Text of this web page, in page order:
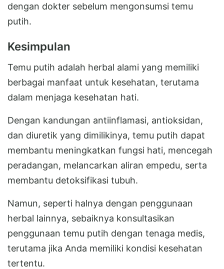
dengan dokter sebelum mengonsumsi temu
putih.
Kesimpulan
Temu putih adalah herbal alami yang memiliki
berbagai manfaat untuk kesehatan, terutama
dalam menjaga kesehatan hati.
Dengan kandungan antiinflamasi, antioksidan,
dan diuretik yang dimilikinya, temu putih dapat
membantu meningkatkan fungsi hati, mencegah
peradangan, melancarkan aliran empedu, serta
membantu detoksifikasi tubuh.
Namun, seperti halnya dengan penggunaan
herbal lainnya, sebaiknya konsultasikan
penggunaan temu putih dengan tenaga medis,
terutama jika Anda memiliki kondisi kesehatan
tertentu.